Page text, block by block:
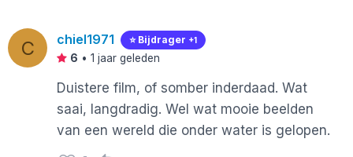
C chiel1971 ⭐️ Bijdrager +1
6 • 1 jaar geleden
Duistere film, of somber inderdaad. Wat
saai, langdradig. Wel wat mooie beelden
van een wereld die onder water is gelopen.